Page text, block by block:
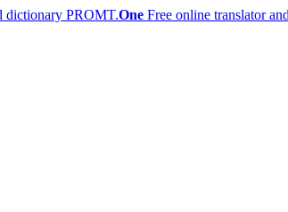
PROMT.One Free online translator